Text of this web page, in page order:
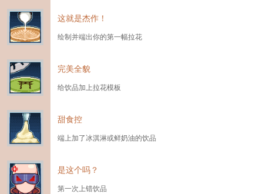
这就是杰作！
绘制并端出你的第一幅拉花
完美全貌
给饮品加上拉花模板
甜食控
端上加了冰淇淋或鲜奶油的饮品
是这个吗？
第一次上错饮品